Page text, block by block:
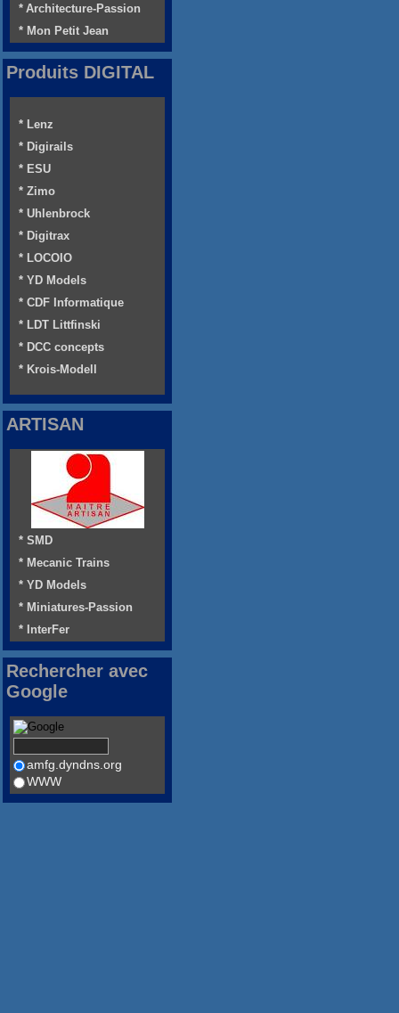
* Architecture-Passion
* Mon Petit Jean
Produits DIGITAL
* Lenz
* Digirails
* ESU
* Zimo
* Uhlenbrock
* Digitrax
* LOCOIO
* YD Models
* CDF Informatique
* LDT Littfinski
* DCC concepts
* Krois-Modell
ARTISAN
* SMD
* Mecanic Trains
* YD Models
* Miniatures-Passion
* InterFer
Rechercher avec
Google
amfg.dyndns.org
WWW